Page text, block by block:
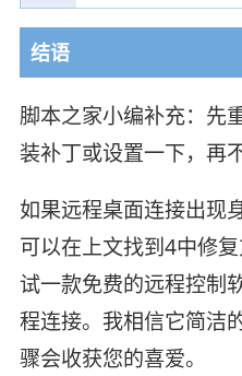
结语
脚本之家小编补充：先
装补丁或设置一下，再
如果远程桌面连接出现
可以在上文找到4中修
试一款免费的远程控制
程连接。我相信它简洁
骤会收获您的喜爱。